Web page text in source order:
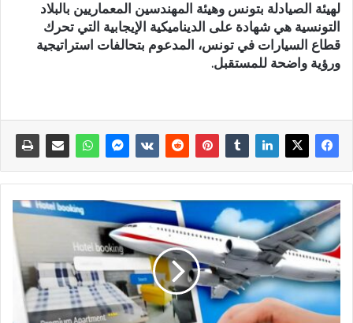
لهيئة الصيادلة بتونس وهيئة المهندسين المعماريين بالبلاد
التونسية هي شهادة على الديناميكية الإيجابية التي تحرك
قطاع السيارات في تونس، المدعوم بتحالفات استراتيجية
ورؤية واضحة للمستقبل.